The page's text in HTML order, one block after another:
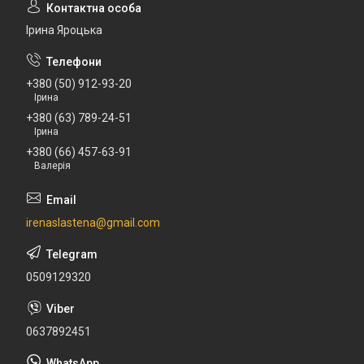
Ірина Яроцька
+380 (50) 912-93-20
Ірина
+380 (63) 789-24-51
Ірина
+380 (66) 457-63-91
Валерія
irenaslastena@gmail.com
0509129320
0637892451